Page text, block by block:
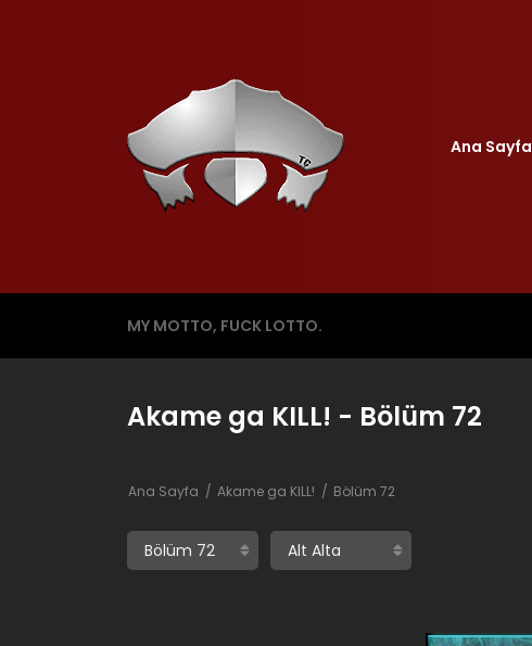
Ana Sayfa
MY MOTTO, FUCK LOTTO.
Akame ga KILL! - Bölüm 72
Ana Sayfa Akame ga KILL! Bölüm 72